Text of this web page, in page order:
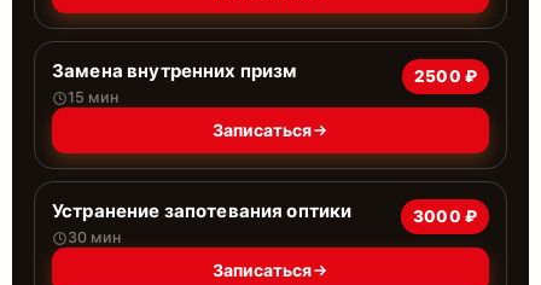
Замена внутренних призм
15 мин
2500 ₽
Записаться
Устранение запотевания оптики
30 мин
3000 ₽
Записаться